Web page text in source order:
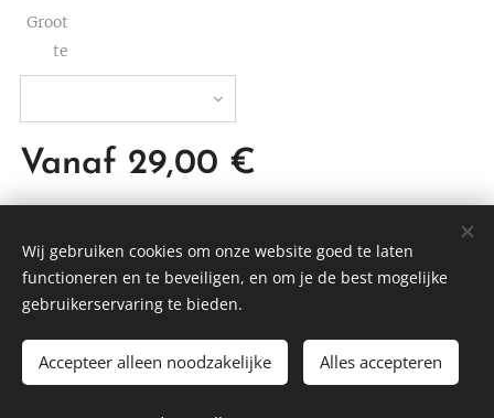
Groot
te
Vanaf 29,00 €
DTBEDDING
Wij gebruiken cookies om onze website goed te laten
functioneren en te beveiligen, en om je de best mogelijke
gebruikerservaring te bieden.
Accepteer alleen noodzakelijke Alles accepteren